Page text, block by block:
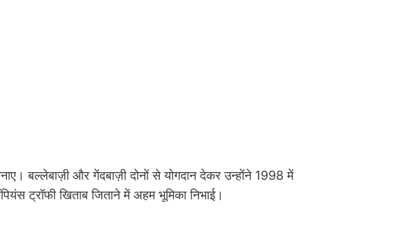
बल्लेबाज़ी और गेंदबाज़ी दोनों से योगदान देकर उन्होंने 1998 में
ट्रॉफी खिताब जिताने में अहम भूमिका निभाई।